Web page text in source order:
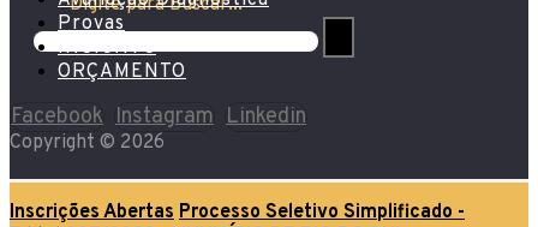
Digite para Buscar...
Provas
INSIGHTS
ORÇAMENTO
Facebook Instagram Linkedin
Copyright © 2026
Inscrições Abertas Processo Seletivo Simplificado -